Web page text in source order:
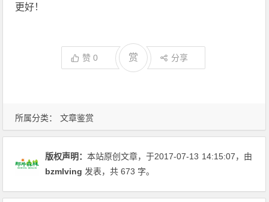
所属分类： 文章鉴赏
更好！
赞0 赏 分享
版权声明：本站原创文章，于2017-07-13 14:15:07，由
bzmlving 发表，共 673 字。